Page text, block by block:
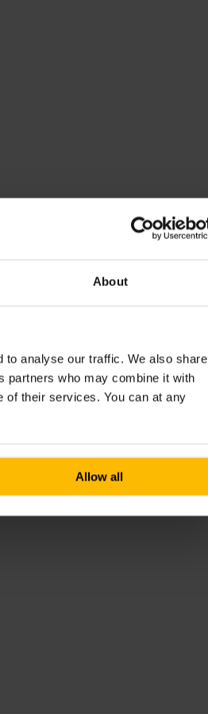
About
to analyse our traffic. We also share
partners who may combine it with
of their services. You can at any
Allow all